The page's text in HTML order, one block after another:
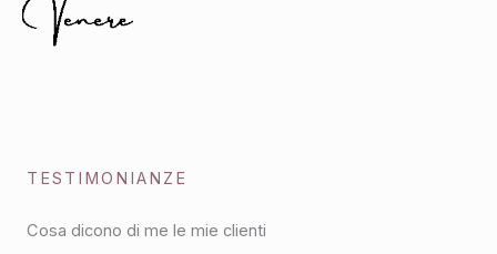
TESTIMONIANZE
Cosa dicono di me le mie clienti